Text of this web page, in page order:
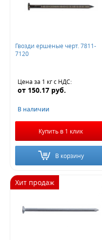
Гвозди ершеные черт. 7811-
7120
Цена за 1 кгс НДС:
от 150.17 руб.
В наличии
Купить в 1 клик
В корзину
Хит продаж